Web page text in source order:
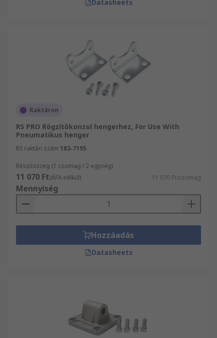
Datasheets
Raktáron
RS PRO Rögzítőkonzol hengerhez, For Use With
Pneumatikus henger
RS raktári szám 183-7195
Részösszeg (1 csomag / 2 egység)
11 070 Ft(ÁFA nélkül) 11 070 Ft/csomag
Mennyiség
Hozzáadás
Datasheets